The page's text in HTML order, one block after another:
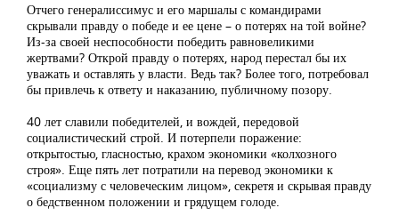
Отчего генералиссимус и его маршалы с командирами
скрывали правду о победе и ее цене – о потерях на той войне?
Из-за своей неспособности победить равновеликими
жертвами? Открой правду о потерях, народ перестал бы их
уважать и оставлять у власти. Ведь так? Более того, потребовал
бы привлечь к ответу и наказанию, публичному позору.
40 лет славили победителей, и вождей, передовой
социалистический строй. И потерпели поражение:
открытостью, гласностью, крахом экономики «колхозного
строя». Еще пять лет потратили на перевод экономики к
«социализму с человеческим лицом», секретя и скрывая правду
о бедственном положении и грядущем голоде.